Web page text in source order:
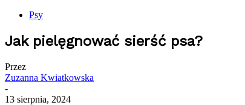
Psy
Jak pielęgnować sierść psa?
Przez
Zuzanna Kwiatkowska
-
13 sierpnia, 2024